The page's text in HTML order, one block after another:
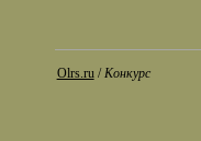
Olrs.ru/Конкурс